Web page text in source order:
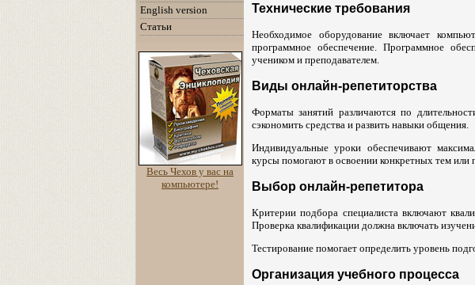
English version
Статьи
Весь Чехов у вас на
компьютере!
Технические требования
Необходимое оборудование включает
программное обеспечение. Программное
учеником и преподавателем.
Виды онлайн-репетиторства
Форматы занятий различаются по
сэкономить средства и развить навыки общения.
Индивидуальные уроки обеспечивают
курсы помогают в освоении конкретных тем или
Выбор онлайн-репетитора
Критерии подбора специалиста включают
Проверка квалификации должна включать
Тестирование помогает определить уровень
Организация учебного процесса